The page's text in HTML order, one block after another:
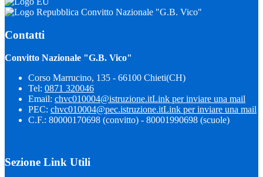
Convitto Nazionale "G.B. Vico"
Contatti
Convitto Nazionale "G.B. Vico"
Corso Marrucino, 135 - 66100 Chieti(CH)
Tel: 0871 320046
Email: chvc010004@istruzione.itLink per inviare una mail
PEC: chvc010004@pec.istruzione.itLink per inviare una mail
C.F.: 80000170698 (convitto) - 80001990698 (scuole)
Sezione Link Utili